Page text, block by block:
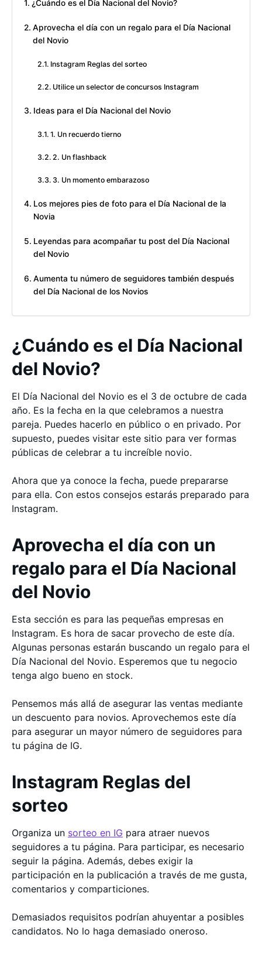
¿Cuándo es el Día Nacional del Novio?
Aprovecha el día con un regalo para el Día Nacional
del Novio
Instagram Reglas del sorteo
Utilice un selector de concursos Instagram
Ideas para el Día Nacional del Novio
1. Un recuerdo tierno
2. Un flashback
3. Un momento embarazoso
Los mejores pies de foto para el Día Nacional de la
Novia
Leyendas para acompañar tu post del Día Nacional
del Novio
Aumenta tu número de seguidores también después
del Día Nacional de los Novios
¿Cuándo es el Día Nacional
del Novio?
El Día Nacional del Novio es el 3 de octubre de cada
año. Es la fecha en la que celebramos a nuestra
pareja. Puedes hacerlo en público o en privado. Por
supuesto, puedes visitar este sitio para ver formas
públicas de celebrar a tu increíble novio.
Ahora que ya conoce la fecha, puede prepararse
para ella. Con estos consejos estarás preparado para
Instagram.
Aprovecha el día con un
regalo para el Día Nacional
del Novio
Esta sección es para las pequeñas empresas en
Instagram. Es hora de sacar provecho de este día.
Algunas personas estarán buscando un regalo para el
Día Nacional del Novio. Esperemos que tu negocio
tenga algo bueno en stock.
Pensemos más allá de asegurar las ventas mediante
un descuento para novios. Aprovechemos este día
para asegurar un mayor número de seguidores para
tu página de IG.
Instagram Reglas del
sorteo
Organiza un sorteo en IG para atraer nuevos
seguidores a tu página. Para participar, es necesario
seguir la página. Además, debes exigir la
participación en la publicación a través de me gusta,
comentarios y comparticiones.
Demasiados requisitos podrían ahuyentar a posibles
candidatos. No lo haga demasiado oneroso.